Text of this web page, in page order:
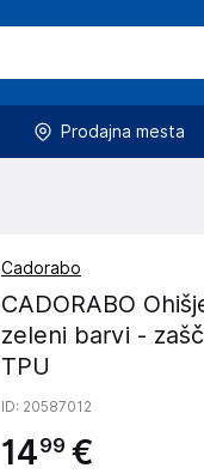
Prodajna mesta
Cadorabo
CADORABO
zeleni barvi -
TPU
ID: 20587012
1499 €